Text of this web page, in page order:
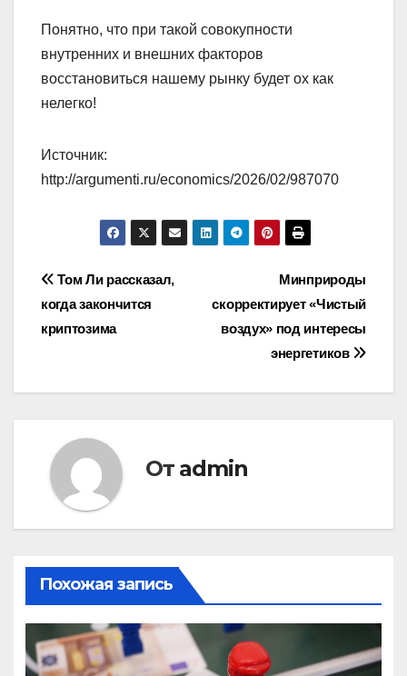
Понятно, что при такой совокупности
внутренних и внешних факторов
восстановиться нашему рынку будет ох как
нелегко!
Источник:
http://argumenti.ru/economics/2026/02/987070
Навигация
по
Минприроды
скорректирует «Чистый
воздух» под интересы
энергетиков
Том Ли рассказал,
когда закончится
криптозима
От admin
Похожая запись